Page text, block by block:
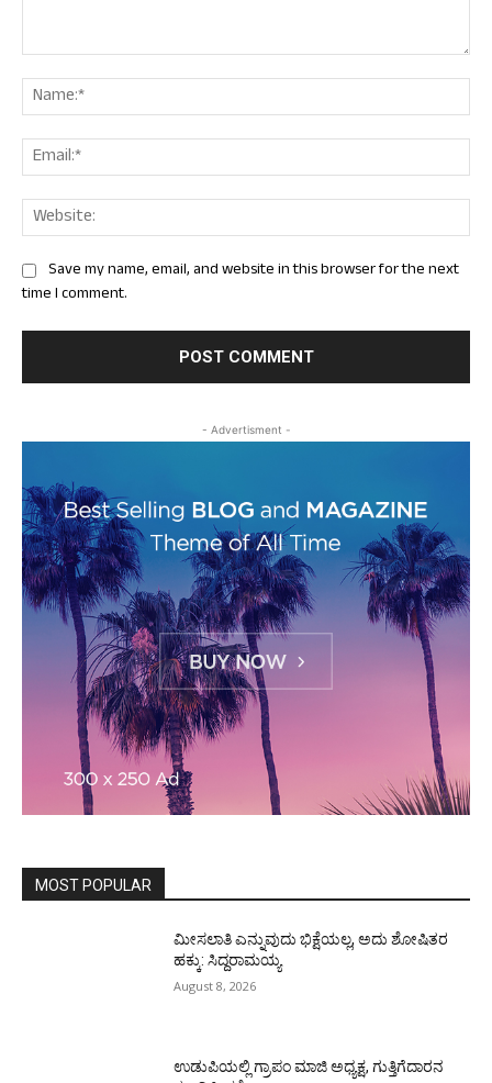
Save my name, email, and website in this browser for the next
time I comment.
- Advertisment -
MOST POPULAR
ಮೀಸಲಾತಿ ಎನ್ನುವುದು ಭಿಕ್ಷೆಯಲ್ಲ, ಅದು ಶೋಷಿತರ
ಹಕ್ಕು: ಸಿದ್ದರಾಮಯ್ಯ
August 8, 2026
ಉಡುಪಿಯಲ್ಲಿ ಗ್ರಾಪಂ ಮಾಜಿ ಅಧ್ಯಕ್ಷ, ಗುತ್ತಿಗೆದಾರನ